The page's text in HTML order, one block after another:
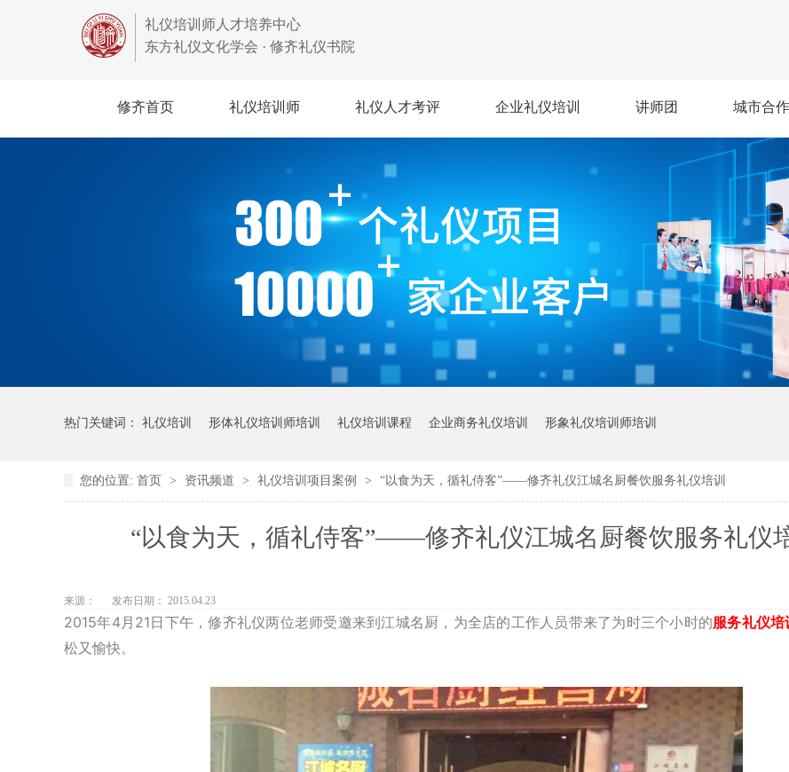
礼仪培训师人才培养中心
东方礼仪文化学会 · 修齐礼仪书院
修齐首页 礼仪培训师 礼仪人才考评 企业礼仪培训 讲师团 城市合作
热门关键词： 礼仪培训 形体礼仪培训师培训 礼仪培训课程 企业商务礼仪培训 形象礼仪培训师培训
您的位置: 首页 > 资讯频道 > 礼仪培训项目案例 > “以食为天，循礼侍客”——修齐礼仪江城名厨餐饮服务礼仪培训
“以食为天，循礼侍客”——修齐礼仪江城名厨餐饮服务礼仪
来源： 发布日期： 2015.04.23
2015年4月21日下午，修齐礼仪两位老师受邀来到江城名厨，为全店的工作人员带来了为时三个小时的服务礼仪培
松又愉快。